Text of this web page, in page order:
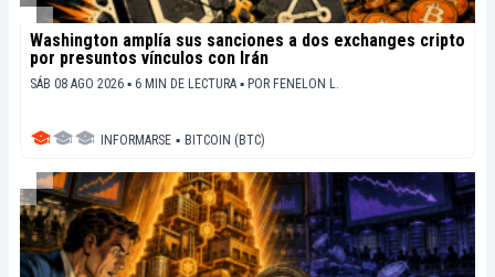
Washington amplía sus sanciones a dos exchanges cripto
por presuntos vínculos con Irán
SÁB 08 AGO 2026 ▪ 6 MIN DE LECTURA ▪ POR FENELON L.
INFORMARSE ▪ BITCOIN (BTC)